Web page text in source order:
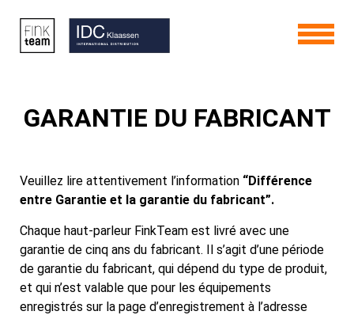
GARANTIE DU FABRICANT
Veuillez lire attentivement l’information “Différence
entre Garantie et la garantie du fabricant”.
Chaque haut-parleur FinkTeam est livré avec une
garantie de cinq ans du fabricant. Il s’agit d’une période
de garantie du fabricant, qui dépend du type de produit,
et qui n’est valable que pour les équipements
enregistrés sur la page d’enregistrement à l’adresse